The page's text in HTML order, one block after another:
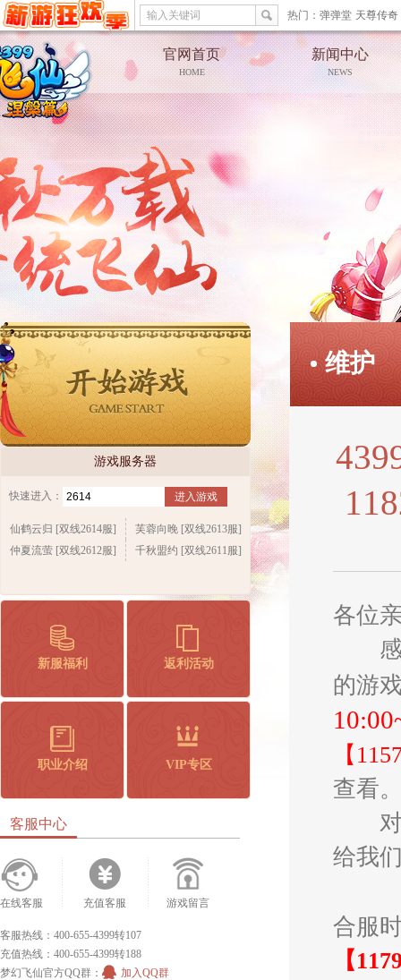
输入关键词 热门： 弹弹堂 天尊传奇
官网首页
HOME
新闻中心
NEWS
游戏服务器
快速进入： 进入游戏
仙鹤云归 [双线2614服]
芙蓉向晚 [双线2613服]
仲夏流萤 [双线2612服]
千秋盟约 [双线2611服]
新服福利 返利活动
职业介绍 VIP专区
客服中心
在线客服 充值客服 游戏留言
客服热线：400-655-4399转107
充值热线：400-655-4399转188
梦幻飞仙官方QQ群：
加入QQ群
维护
各位
感
的游
【
查看
对合
给我
合服
【